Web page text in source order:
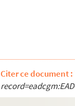
Ms Z 712 à Z
Citer ce document :